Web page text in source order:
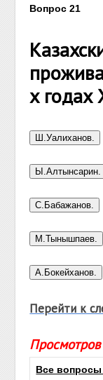
Вопрос 21
х годах
Перейти к
Все вопросы